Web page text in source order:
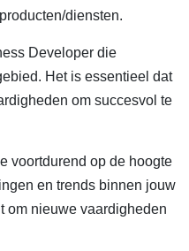
diensten.
Developer die
Het is essentieel dat
om succesvol te
voortdurend op de hoogte
en trends binnen jouw
om nieuwe vaardigheden